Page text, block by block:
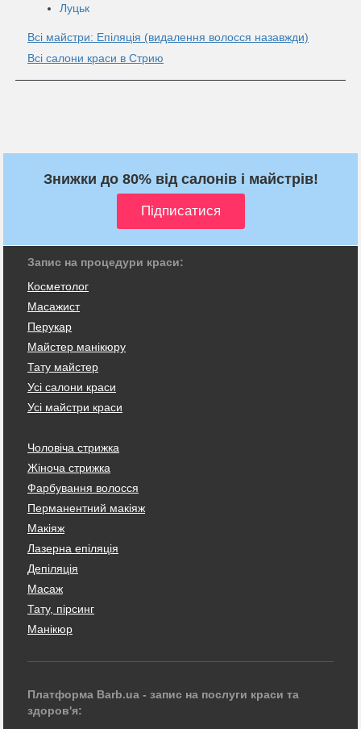
Луцьк
Всі майстри: Епіляція (видалення волосся назавжди)
Всі салони краси в Стрию
Знижки до 80% від салонів і майстрів!
Запис на процедури краси:
Косметолог
Масажист
Перукар
Майстер манікюру
Тату майстер
Усі салони краси
Усі майстри краси
Чоловіча стрижка
Жіноча стрижка
Фарбування волосся
Перманентний макіяж
Макіяж
Лазерна епіляція
Депіляція
Масаж
Тату, пірсинг
Манікюр
Платформа Barb.ua - запис на послуги краси та
здоров'я: